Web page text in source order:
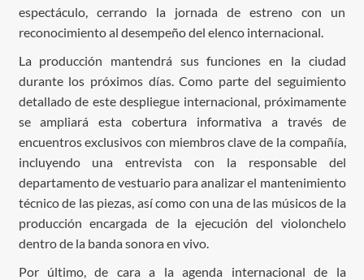
espectáculo, cerrando la jornada de estreno con un
reconocimiento al desempeño del elenco internacional.
La producción mantendrá sus funciones en la ciudad
durante los próximos días. Como parte del seguimiento
detallado de este despliegue internacional, próximamente
se ampliará esta cobertura informativa a través de
encuentros exclusivos con miembros clave de la compañía,
incluyendo una entrevista con la responsable del
departamento de vestuario para analizar el mantenimiento
técnico de las piezas, así como con una de las músicos de la
producción encargada de la ejecución del violonchelo
dentro de la banda sonora en vivo.
Por último, de cara a la agenda internacional de la